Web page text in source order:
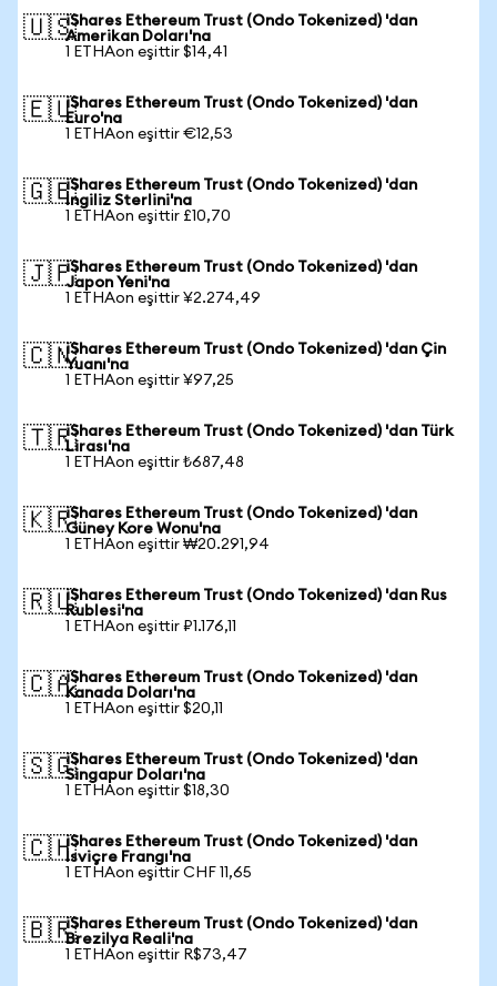
🇺🇸iShares Ethereum Trust (Ondo Tokenized) 'dan
Amerikan Doları'na
1 ETHAon eşittir $14,41
🇪🇺iShares Ethereum Trust (Ondo Tokenized) 'dan
Euro'na
1 ETHAon eşittir €12,53
🇬🇧iShares Ethereum Trust (Ondo Tokenized) 'dan
İngiliz Sterlini'na
1 ETHAon eşittir £10,70
🇯🇵iShares Ethereum Trust (Ondo Tokenized) 'dan
Japon Yeni'na
1 ETHAon eşittir ¥2.274,49
🇨🇳iShares Ethereum Trust (Ondo Tokenized) 'dan Çin
Yuanı'na
1 ETHAon eşittir ¥97,25
🇹🇷iShares Ethereum Trust (Ondo Tokenized) 'dan Türk
Lirası'na
1 ETHAon eşittir ₺687,48
🇰🇷iShares Ethereum Trust (Ondo Tokenized) 'dan
Güney Kore Wonu'na
1 ETHAon eşittir ₩20.291,94
🇷🇺iShares Ethereum Trust (Ondo Tokenized) 'dan Rus
Rublesi'na
1 ETHAon eşittir ₽1.176,11
🇨🇦iShares Ethereum Trust (Ondo Tokenized) 'dan
Kanada Doları'na
1 ETHAon eşittir $20,11
🇸🇬iShares Ethereum Trust (Ondo Tokenized) 'dan
Singapur Doları'na
1 ETHAon eşittir $18,30
🇨🇭iShares Ethereum Trust (Ondo Tokenized) 'dan
İsviçre Frangı'na
1 ETHAon eşittir CHF 11,65
🇧🇷iShares Ethereum Trust (Ondo Tokenized) 'dan
Brezilya Reali'na
1 ETHAon eşittir R$73,47